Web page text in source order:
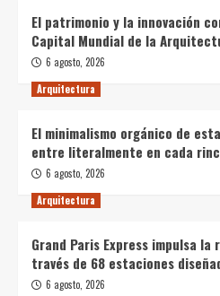
El patrimonio y la innovación
Capital Mundial de la
6 agosto, 2026
Arquitectura
El minimalismo orgánico de
entre literalmente en cada
6 agosto, 2026
Arquitectura
Grand Paris Express impulsa la
través de 68 estaciones
6 agosto, 2026